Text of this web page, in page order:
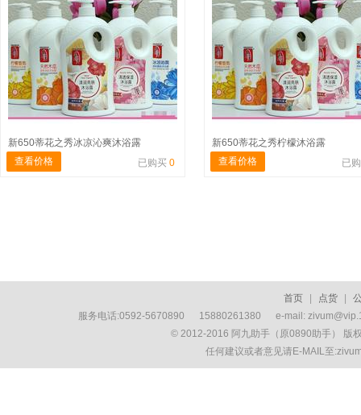
新650蒂花之秀冰凉沁爽沐浴露
查看价格
已购买 0
新650蒂花之秀柠檬沐浴露
查看价格
已
首页 点货
服务电话:0592-5670890 15880261380 e-mail:
© 2012-2016 阿九助手（原0890助手） 版
任何建议或者意见请E-MAIL至